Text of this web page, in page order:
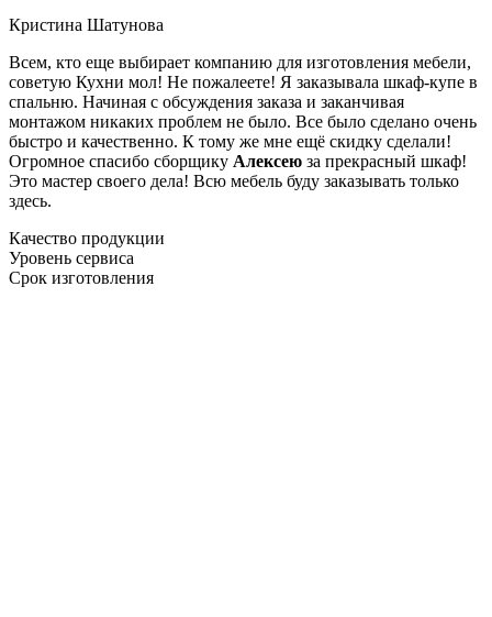
Кристина Шатунова
Всем, кто еще выбирает компанию для изготовления мебели,
советую Кухни мол! Не пожалеете! Я заказывала шкаф-купе в
спальню. Начиная с обсуждения заказа и заканчивая
монтажом никаких проблем не было. Все было сделано очень
быстро и качественно. К тому же мне ещё скидку сделали!
Огромное спасибо сборщику Алексею за прекрасный шкаф!
Это мастер своего дела! Всю мебель буду заказывать только
здесь.
Качество продукции
Уровень сервиса
Срок изготовления